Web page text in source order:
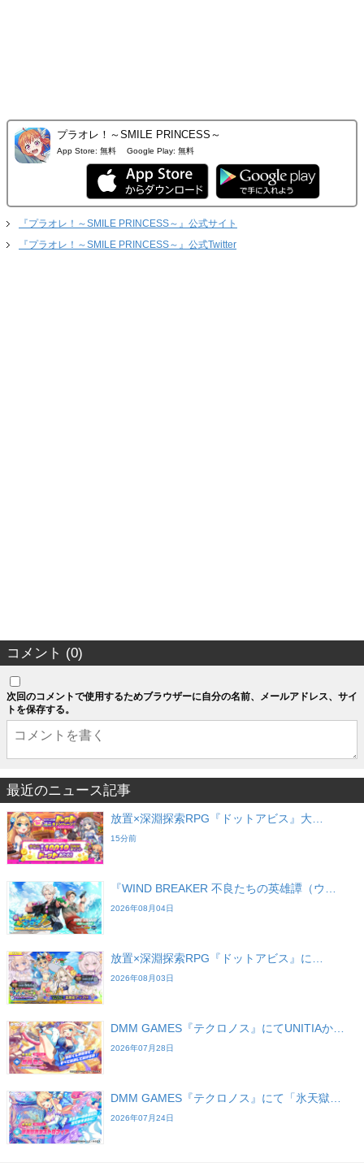
プラオレ！～SMILE PRINCESS～
App Store: 無料 Google Play: 無料
『プラオレ！～SMILE PRINCESS～』公式サイト
『プラオレ！～SMILE PRINCESS～』公式Twitter
コメント (0)
次回のコメントで使用するためブラウザーに自分の名前、メールアドレス、サイ
トを保存する。
最近のニュース記事
放置×深淵探索RPG『ドットアビス』大…
15分前
『WIND BREAKER 不良たちの英雄譚（ウ…
2026年08月04日
放置×深淵探索RPG『ドットアビス』に…
2026年08月03日
DMM GAMES『テクロノス』にてUNITIAか…
2026年07月28日
DMM GAMES『テクロノス』にて「氷天獄…
2026年07月24日